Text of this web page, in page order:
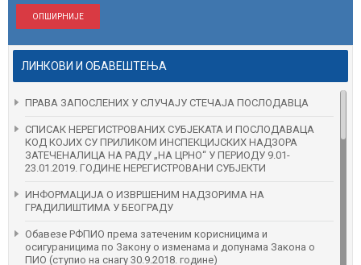
ОПШИРНИЈЕ
ЛИНКОВИ И ОБАВЕШТЕЊА
ПРАВА ЗАПОСЛЕНИХ У СЛУЧАЈУ СТЕЧАЈА ПОСЛОДАВЦА
СПИСАК НЕРЕГИСТРОВАНИХ СУБЈЕКАТА И ПОСЛОДАВАЦА
КОД КОЈИХ СУ ПРИЛИКОМ ИНСПЕКЦИЈСКИХ НАДЗОРА
ЗАТЕЧЕНAЛИЦА НА РАДУ „НА ЦРНО“ У ПЕРИОДУ 9.01-
23.01.2019. ГОДИНЕ НЕРЕГИСТРОВАНИ СУБЈЕКТИ
ИНФОРМАЦИЈА О ИЗВРШЕНИМ НАДЗОРИМА НА
ГРАДИЛИШТИМА У БЕОГРАДУ
Обавезе РФПИО према затеченим корисницима и
осигураницима по Закону о изменама и допунама Закона о
ПИО (ступио на снагу 30.9.2018. године)